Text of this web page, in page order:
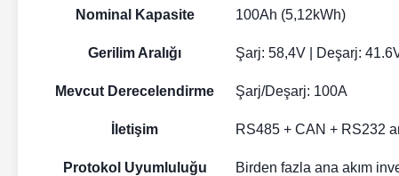
Nominal Kapasite 100Ah (5,12kWh)
Gerilim Aralığı Şarj: 58,4V | Deşarj:
Mevcut Derecelendirme Şarj/Deşarj: 100A
İletişim RS485 + CAN + RS232
Protokol Uyumluluğu Birden fazla ana akım